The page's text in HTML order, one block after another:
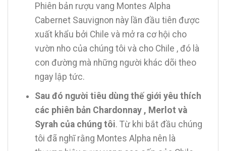
Phiên bản rượu vang Montes Alpha
Cabernet Sauvignon này lần đầu tiên được
xuất khẩu bởi Chile và mở ra cơ hội cho
vườn nho của chúng tôi và cho Chile , đó là
con đường mà những người khác dõi theo
ngay lập tức.
Sau đó người tiêu dùng thế giới yêu thích
các phiên bản Chardonnay , Merlot và
Syrah của chúng tôi. Từ khi bắt đầu chúng
tôi đã nghĩ rằng Montes Alpha nên là